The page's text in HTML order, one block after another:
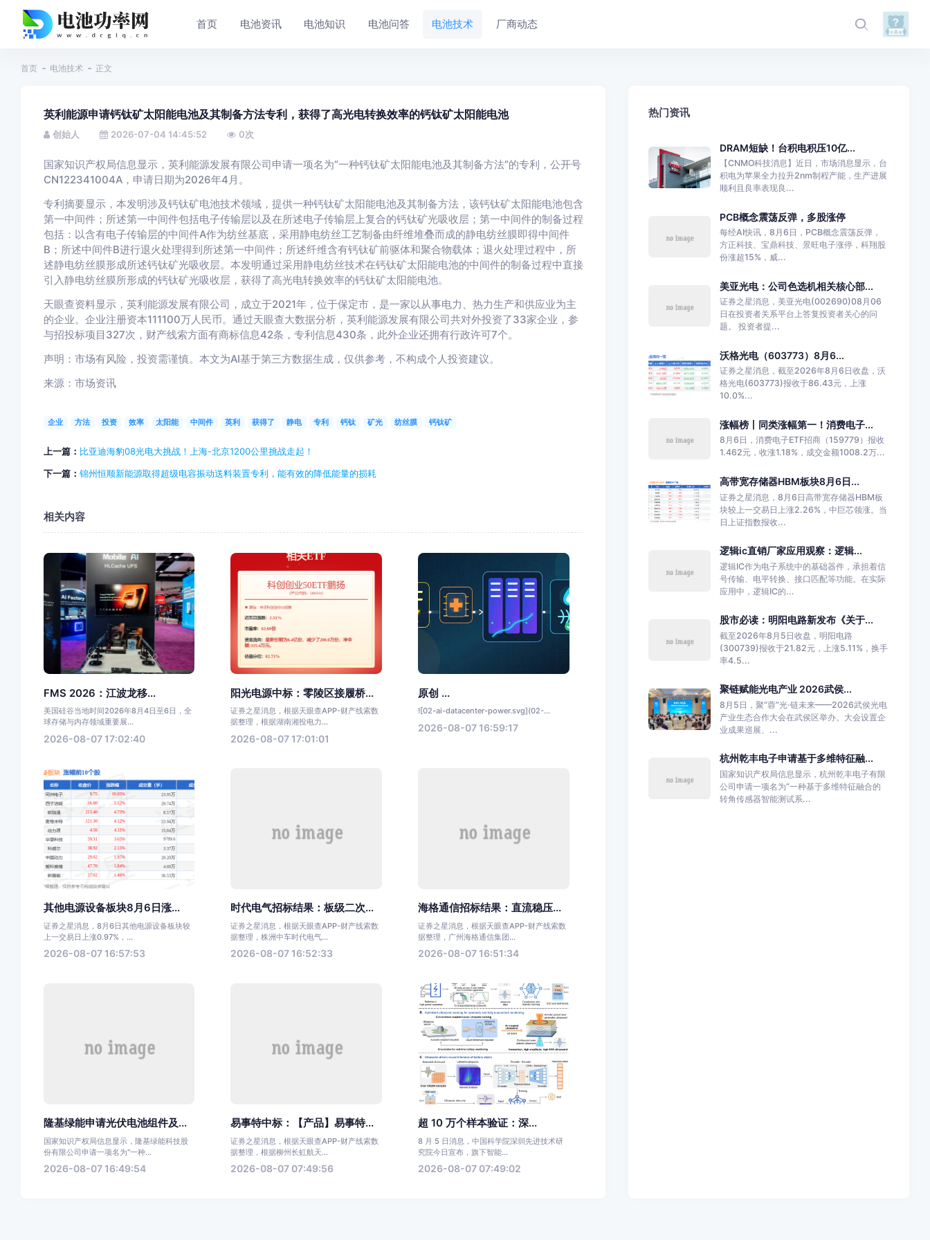
首页 电池资讯 电池知识 电池问答 电池技术 厂商动态
首页 电池技术 正文
英利能源申请钙钛矿太阳能电池及其制备方法专利，获得了高光电转换效率的钙钛矿太阳能电池
创始人 2026-07-04 14:45:52 0次
国家知识产权局信息显示，英利能源发展有限公司申请一项名为“一种钙钛矿太阳能电池及其制备方法”的专利，公开号
CN122341004A，申请日期为2026年4月。
专利摘要显示，本发明涉及钙钛矿电池技术领域，提供一种钙钛矿太阳能电池及其制备方法，该钙钛矿太阳能电池包含
第一中间件；所述第一中间件包括电子传输层以及在所述电子传输层上复合的钙钛矿光吸收层；第一中间件的制备过程
包括：以含有电子传输层的中间件A作为纺丝基底，采用静电纺丝工艺制备由纤维堆叠而成的静电纺丝膜即得中间件
B；所述中间件B进行退火处理得到所述第一中间件；所述纤维含有钙钛矿前驱体和聚合物载体；退火处理过程中，所
述静电纺丝膜形成所述钙钛矿光吸收层。本发明通过采用静电纺丝技术在钙钛矿太阳能电池的中间件的制备过程中直接
引入静电纺丝膜所形成的钙钛矿光吸收层，获得了高光电转换效率的钙钛矿太阳能电池。
天眼查资料显示，英利能源发展有限公司，成立于2021年，位于保定市，是一家以从事电力、热力生产和供应业为主
的企业。企业注册资本111100万人民币。通过天眼查大数据分析，英利能源发展有限公司共对外投资了33家企业，参
与招投标项目327次，财产线索方面有商标信息42条，专利信息430条，此外企业还拥有行政许可7个。
声明：市场有风险，投资需谨慎。本文为AI基于第三方数据生成，仅供参考，不构成个人投资建议。
来源：市场资讯
企业 方法 投资 效率 太阳能 中间件 英利 获得了 静电 专利 钙钛 矿光 纺丝膜 钙钛矿
上一篇： 比亚迪海豹08光电大挑战！上海-北京1200公里挑战走起！
下一篇： 锦州恒顺新能源取得超级电容振动送料装置专利，能有效的降低能量的损耗
相关内容
FMS 2026：江波龙移...
美国硅谷当地时间2026年8月4日至6日，全
球存储与内存领域重要展...
2026-08-07 17:02:40
阳光电源中标：零陵区接履桥...
证券之星消息，根据天眼查APP-财产线索数
据整理，根据湖南湘投电力...
2026-08-07 17:01:01
原创 ...
![02-ai-datacenter-power.svg](02-...
2026-08-07 16:59:17
其他电源设备板块8月6日涨...
证券之星消息，8月6日其他电源设备板块较
上一交易日上涨0.97%，...
2026-08-07 16:57:53
时代电气招标结果：板级二次...
证券之星消息，根据天眼查APP-财产线索数
据整理，株洲中车时代电气...
2026-08-07 16:52:33
海格通信招标结果：直流稳压...
证券之星消息，根据天眼查APP-财产线索数
据整理，广州海格通信集团...
2026-08-07 16:51:34
隆基绿能申请光伏电池组件及...
国家知识产权局信息显示，隆基绿能科技股
份有限公司申请一项名为“一种...
2026-08-07 16:49:54
易事特中标：【产品】易事特...
证券之星消息，根据天眼查APP-财产线索数
据整理，根据柳州长虹航天...
2026-08-07 07:49:56
超 10 万个样本验证：深...
8 月 5 日消息，中国科学院深圳先进技术研
究院今日宣布，旗下智能...
2026-08-07 07:49:02
热门资讯
DRAM短缺！台积电积压10亿...
【CNMO科技消息】近日，市场消息显示，台
积电为苹果全力拉升2nm制程产能，生产进展
顺利且良率表现良...
PCB概念震荡反弹，多股涨停
每经AI快讯，8月6日，PCB概念震荡反弹，
方正科技、宝鼎科技、景旺电子涨停，科翔股
份涨超15%，威...
美亚光电：公司色选机相关核心部...
证券之星消息，美亚光电(002690)08月06
日在投资者关系平台上答复投资者关心的问
题。 投资者提...
沃格光电（603773）8月6...
证券之星消息，截至2026年8月6日收盘，沃
格光电(603773)报收于86.43元，上涨
10.0%...
涨幅榜丨同类涨幅第一！消费电子...
8月6日，消费电子ETF招商（159779）报收
1.462元，收涨1.18%，成交金额1008.2万...
高带宽存储器HBM板块8月6日...
证券之星消息，8月6日高带宽存储器HBM板
块较上一交易日上涨2.26%，中巨芯领涨。当
日上证指数报收...
逻辑ic直销厂家应用观察：逻辑...
逻辑IC作为电子系统中的基础器件，承担着信
号传输、电平转换、接口匹配等功能。在实际
应用中，逻辑IC的...
股市必读：明阳电路新发布《关于...
截至2026年8月5日收盘，明阳电路
(300739)报收于21.82元，上涨5.11%，换手
率4.5...
聚链赋能光电产业 2026武侯...
8月5日，聚“蓉”光·链未来——2026武侯光电
产业生态合作大会在武侯区举办。大会设置企
业成果巡展、...
杭州乾丰电子申请基于多维特征融...
国家知识产权局信息显示，杭州乾丰电子有限
公司申请一项名为“一种基于多维特征融合的
转角传感器智能测试系...